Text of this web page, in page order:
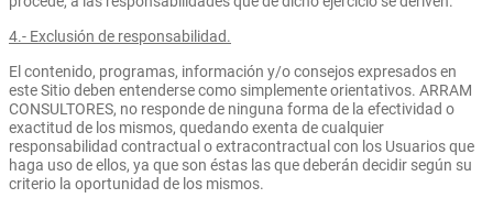
4.- Exclusión de responsabilidad.
El contenido, programas, información y/o consejos expresados en
este Sitio deben entenderse como simplemente orientativos. ARRAM
CONSULTORES, no responde de ninguna forma de la efectividad o
exactitud de los mismos, quedando exenta de cualquier
responsabilidad contractual o extracontractual con los Usuarios que
haga uso de ellos, ya que son éstas las que deberán decidir según su
criterio la oportunidad de los mismos.